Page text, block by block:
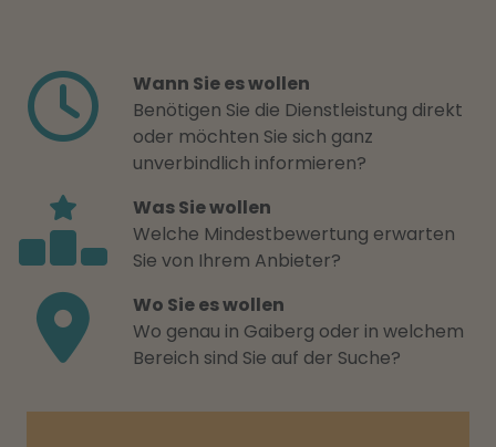
Wann Sie es wollen
Benötigen Sie die Dienstleistung direkt
oder möchten Sie sich ganz
unverbindlich informieren?
Was Sie wollen
Welche Mindestbewertung erwarten
Sie von Ihrem Anbieter?
Wo Sie es wollen
Wo genau in Gaiberg oder in welchem
Bereich sind Sie auf der Suche?